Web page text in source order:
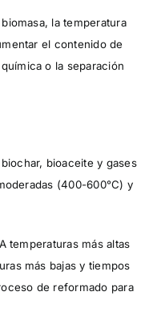
la temperatura
el contenido de
o la separación
bioaceite y gases
(400-600°C) y
temperaturas más altas
más bajas y tiempos
de reformado para